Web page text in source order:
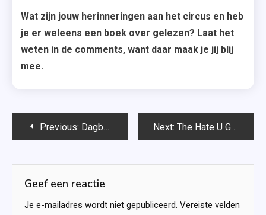
Wat zijn jouw herinneringen aan het circus en heb
je er weleens een boek over gelezen? Laat het
weten in de comments, want daar maak je jij blij
mee.
Bericht
Previous: Dagboek van een minnares – Anoniem Next: The Hate U Give – Angie Thomas
Geef een reactie
Je e-mailadres wordt niet gepubliceerd. Vereiste velden